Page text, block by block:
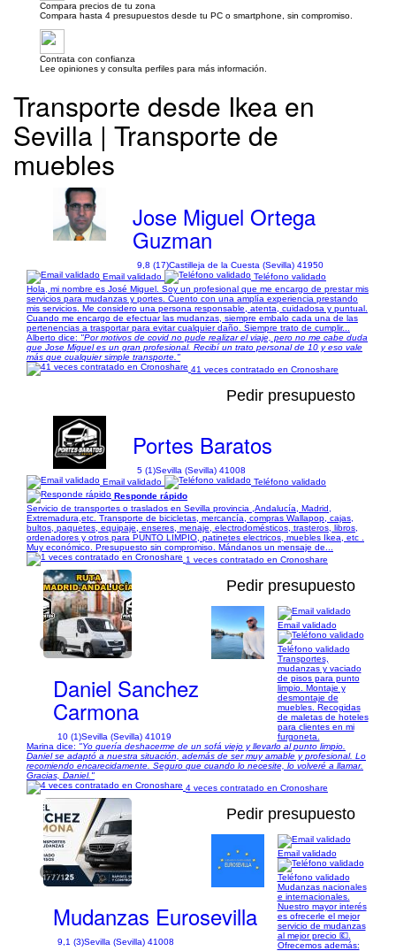
Compara precios de tu zona
Compara hasta 4 presupuestos desde tu PC o smartphone, sin compromiso.
Contrata con confianza
Lee opiniones y consulta perfiles para más información.
Transporte desde Ikea en
Sevilla | Transporte de
muebles
Jose Miguel Ortega
Guzman
9,8 (17)Castilleja de la Cuesta (Sevilla) 41950
Email validado
Teléfono validado
Hola, mi nombre es José Miguel. Soy un profesional que me encargo de prestar mis
servicios para mudanzas y portes. Cuento con una amplía experiencia prestando
mis servicios. Me considero una persona responsable, atenta, cuidadosa y puntual.
Cuando me encargo de efectuar las mudanzas, siempre embalo cada una de las
pertenencias a trasportar para evitar cualquier daño. Siempre trato de cumplir...
Alberto dice: "Por motivos de covid no pude realizar el viaje, pero no me cabe duda
que Jose Miguel es un gran profesional. Recibí un trato personal de 10 y eso vale
más que cualquier simple transporte."
41 veces contratado en Cronoshare
Pedir presupuesto
Portes Baratos
5 (1)Sevilla (Sevilla) 41008
Email validado
Teléfono validado
Responde rápido
Servicio de transportes o traslados en Sevilla provincia ,Andalucía, Madrid,
Extremadura,etc. Transporte de bicicletas, mercancía, compras Wallapop, cajas,
bultos, paquetes, equipaje, enseres, menaje, electrodomésticos, trasteros, libros,
ordenadores y otros para PUNTO LIMPIO, patinetes electricos, muebles Ikea, etc .
Muy económico. Presupuesto sin compromiso. Mándanos un mensaje de...
1 veces contratado en Cronoshare
1/7
Pedir presupuesto
Daniel Sanchez
Carmona
10 (1)Sevilla (Sevilla) 41019
Email validado
Teléfono validado
Transportes,
mudanzas y vaciado
de pisos para punto
limpio. Montaje y
desmontaje de
muebles. Recogidas
de maletas de hoteles
para clientes en mi
furgoneta.
Marina dice: "Yo quería deshacerme de un sofá viejo y llevarlo al punto limpio.
Daniel se adaptó a nuestra situación, además de ser muy amable y profesional. Lo
recomiendo encarecidamente. Seguro que cuando lo necesite, lo volveré a llamar.
Gracias, Daniel."
4 veces contratado en Cronoshare
1/6
Pedir presupuesto
Mudanzas Eurosevilla
9,1 (3)Sevilla (Sevilla) 41008
Email validado
Teléfono validado
Mudanzas nacionales
e internacionales.
Nuestro mayor interés
es ofrecerle el mejor
servicio de mudanzas
al mejor precio 💶.
Ofrecemos además: